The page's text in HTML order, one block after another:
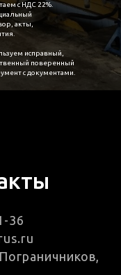
с НДС 22%.
акты,
исправный,
поверенный
с документами.
36